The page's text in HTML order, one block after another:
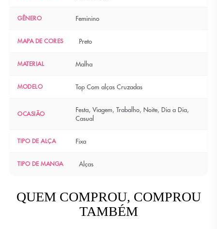
GÊNERO Feminino
MAPA DE CORES Preto
MATERIAL Malha
MODELO Top Com alças Cruzadas
OCASIÃO
Festa, Viagem, Trabalho, Noite, Dia a Dia,
Casual
TIPO DE ALÇA Fixa
TIPO DE MANGA Alças
QUEM COMPROU, COMPROU
TAMBÉM